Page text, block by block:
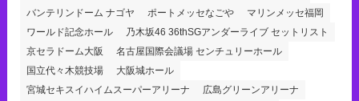
バンテリンドーム ナゴヤ
ポートメッセなごや
マリンメッセ福岡
ワールド記念ホール
乃木坂46 36thSGアンダーライブ セットリスト
京セラドーム大阪
名古屋国際会議場 センチュリーホール
国立代々木競技場
大阪城ホール
宮城セキスイハイムスーパーアリーナ
広島グリーンアリーナ